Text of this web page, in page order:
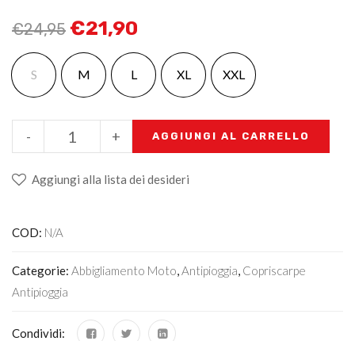
€24,95 €21,90
S M L XL XXL
+
- AGGIUNGI AL CARRELLO
Aggiungi alla lista dei desideri
COD: N/A
Categorie: Abbigliamento Moto,Antipioggia, Copriscarpe
Antipioggia
Condividi: